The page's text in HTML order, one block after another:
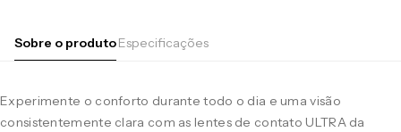
Sobre o produtoEspecificações
Experimente o conforto durante todo o dia e uma visão
consistentemente clara com as lentes de contato ULTRA da